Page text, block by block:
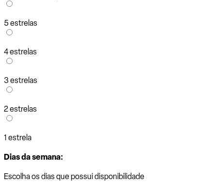
5 estrelas
4 estrelas
3 estrelas
2 estrelas
1 estrela
Dias da semana:
Escolha os dias que possui disponibilidade